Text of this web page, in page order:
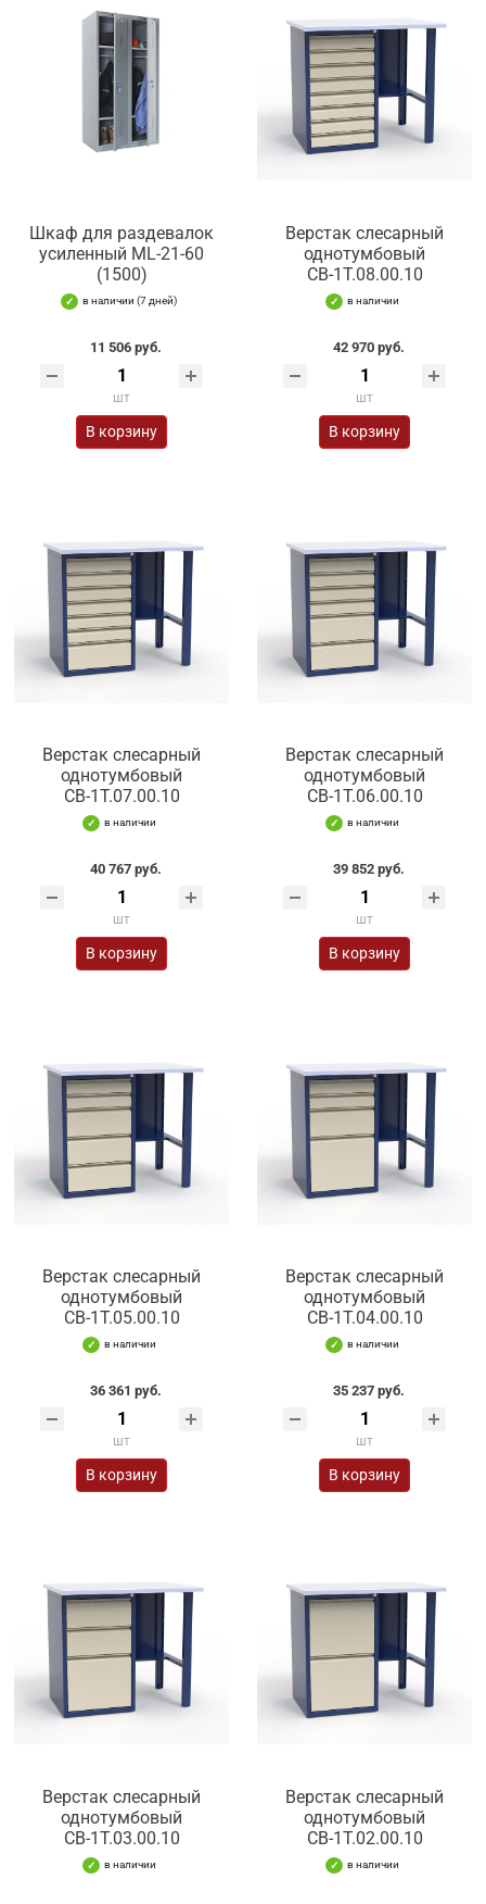
Шкаф для раздевалок
усиленный ML-21-60
(1500)
в наличии (7 дней)
11 506 руб.
шт
В корзину
Верстак слесарный
однотумбовый
СВ-1Т.08.00.10
в наличии
42 970 руб.
шт
В корзину
Верстак слесарный
однотумбовый
СВ-1Т.07.00.10
в наличии
40 767 руб.
шт
В корзину
Верстак слесарный
однотумбовый
СВ-1Т.06.00.10
в наличии
39 852 руб.
шт
В корзину
Верстак слесарный
однотумбовый
СВ-1Т.05.00.10
в наличии
36 361 руб.
шт
В корзину
Верстак слесарный
однотумбовый
СВ-1Т.04.00.10
в наличии
35 237 руб.
шт
В корзину
Верстак слесарный
однотумбовый
СВ-1Т.03.00.10
в наличии
Верстак слесарный
однотумбовый
СВ-1Т.02.00.10
в наличии